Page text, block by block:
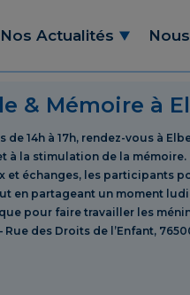
Nos Actualités
& Mémoire à
de 14h à 17h, rendez-vous à
à la stimulation de la mémoire.
et échanges, les participants
en partageant un moment
pour faire travailler les
Rue des Droits de l’Enfant,